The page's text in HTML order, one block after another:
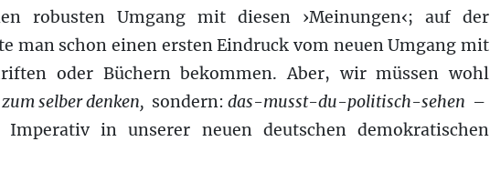
robusten Umgang mit diesen ›Meinungen‹; auf der
man schon einen ersten Eindruck vom neuen Umgang mit
oder Büchern bekommen. Aber, wir müssen wohl
selber denken, sondern: das-musst-du-politisch-sehen –
in unserer neuen deutschen demokratischen